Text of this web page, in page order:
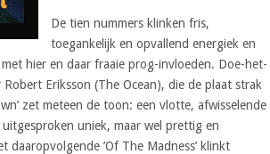
De tien nummers klinken fris,
toegankelijk en opvallend energiek en
hier en daar fraaie prog-invloeden. Doe-het-
Eriksson (The Ocean), die de plaat strak
zet meteen de toon: een vlotte, afwisselende
uniek, maar wel prettig en
’Of The Madness’ klinkt